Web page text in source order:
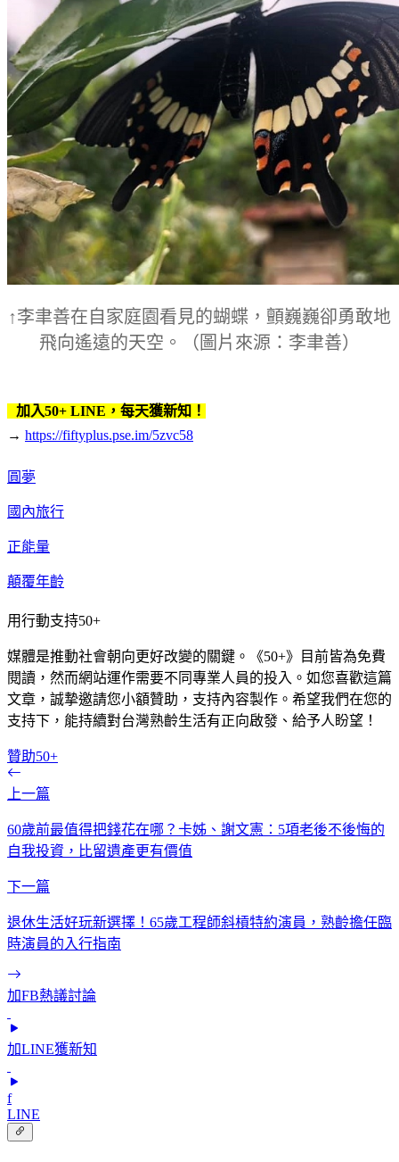
↑李聿善在自家庭園看見的蝴蝶，顫巍巍卻勇敢地
飛向遙遠的天空。
（圖片來源：李聿善）
加入50+ LINE，每天獲新知！
→ https://fiftyplus.pse.im/5zvc58
圓夢
國內旅行
正能量
顛覆年齡
用行動支持50+
媒體是推動社會朝向更好改變的關鍵。《50+》目前皆為免費
閱讀，然而網站運作需要不同專業人員的投入。如您喜歡這篇
文章，誠摯邀請您小額贊助，支持內容製作。希望我們在您的
支持下，能持續對台灣熟齡生活有正向啟發、給予人盼望！
贊助50+
上一篇
60歲前最值得把錢花在哪？卡姊、謝文憲：5項老後不後悔的
自我投資，比留遺產更有價值
下一篇
退休生活好玩新選擇！65歲工程師斜槓特約演員，熟齡擔任臨
時演員的入行指南
加FB熱議討論
加LINE獲新知
f
LINE